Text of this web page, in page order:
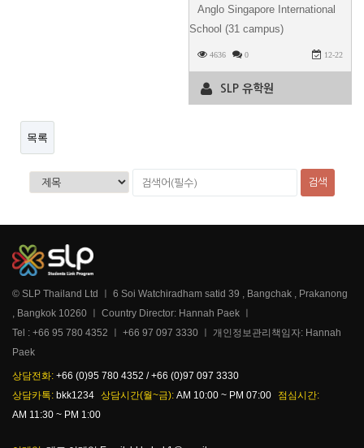
Anglo Singapore International
School (31 campus)
4636 0 12-22
SLP 유학원
목록
검색
© SLP Thailand Ltd ㅣ 6 Soi Watchiradham satid 39 , Bangchak , Prakanong
, Bangkok 10260 ㅣ Country Director: Hannah Paek ㅣ
Tel : +66 95 780 4352 ㅣ +66 97 097 3330 ㅣ 개인정보관리책임자: Hannah
Paek
상담전화: +66 (0)95 780 4352 / +66 (0)97 097 3330
상담카톡: bkk1234 상담시간(월~금): AM 10:00 ~ PM 07:00
점심시간:
AM 11:30 ~ PM 1:00